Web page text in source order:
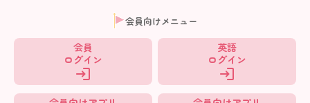
会員向けメニュー
会員
ログイン
英語
ログイン